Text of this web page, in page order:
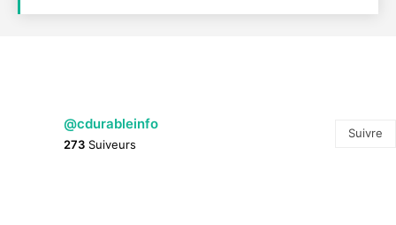
@cdurableinfo
273 Suiveurs
Suivre